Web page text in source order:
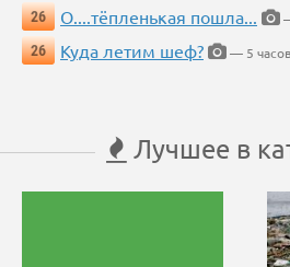
26
О....тёпленькая пошла...
26
Куда летим шеф? — 5
Лучшее в